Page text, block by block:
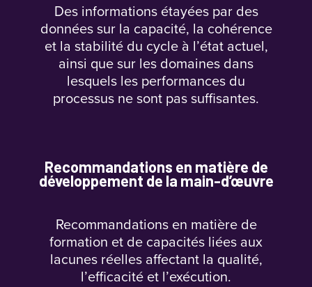
Des informations étayées par des
données sur la capacité, la cohérence
et la stabilité du cycle à l’état actuel,
ainsi que sur les domaines dans
lesquels les performances du
processus ne sont pas suffisantes.
Recommandations en matière de
développement de la main-d’œuvre
Recommandations en matière de
formation et de capacités liées aux
lacunes réelles affectant la qualité,
l’efficacité et l’exécution.